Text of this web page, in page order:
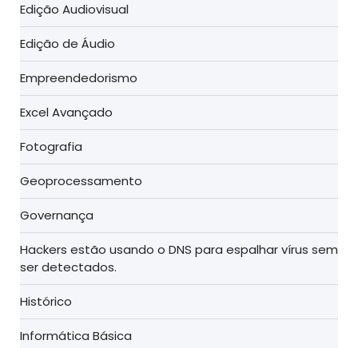
Edição Audiovisual
Edição de Áudio
Empreendedorismo
Excel Avançado
Fotografia
Geoprocessamento
Governança
Hackers estão usando o DNS para espalhar vírus sem
ser detectados.
Histórico
Informática Básica